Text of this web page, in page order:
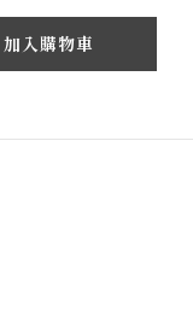
加入購物車